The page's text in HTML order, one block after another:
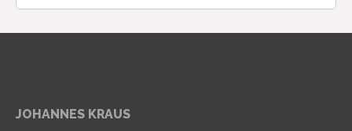
JOHANNES KRAUS